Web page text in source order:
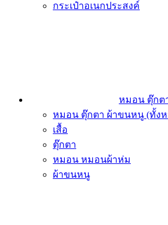
กระเป๋าอเนกประสงค์
หมอน ตุ๊กต
หมอน ตุ๊กตา ผ้าขนหนู (ทั้ง
เสื้อ
ตุ๊กตา
หมอน หมอนผ้าห่ม
ผ้าขนหนู